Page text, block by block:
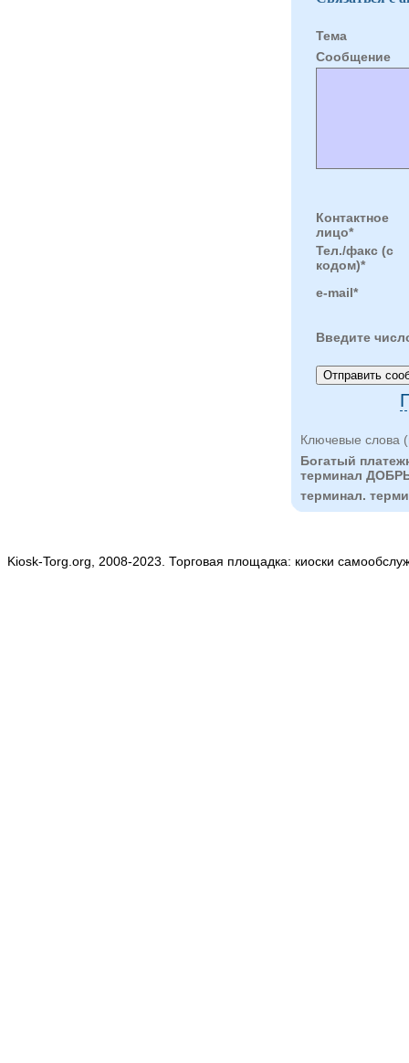
Тема
Cообщение
Контактное
лицо*
Тел./факс (с
кодом)*
e-mail*
Введите
Ключевые слова
Богатый
терминал
терминал.
Kiosk-Torg.org, 2008-2023. Торговая площадка: киоски